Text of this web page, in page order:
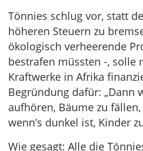
Tönnies schlug vor, statt
höheren Steuern zu
ökologisch verheerende
bestrafen müssten -, solle
Kraftwerke in Afrika
Begründung dafür: „Dann
aufhören, Bäume zu
wenn’s dunkel ist, Kinder
Wie gesagt: Alle die